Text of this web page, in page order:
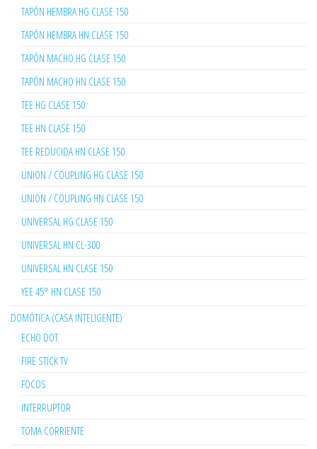
TAPÓN HEMBRA HG CLASE 150
TAPÓN HEMBRA HN CLASE 150
TAPÓN MACHO HG CLASE 150
TAPÓN MACHO HN CLASE 150
TEE HG CLASE 150
TEE HN CLASE 150
TEE REDUCIDA HN CLASE 150
UNION / COUPLING HG CLASE 150
UNION / COUPLING HN CLASE 150
UNIVERSAL HG CLASE 150
UNIVERSAL HN CL-300
UNIVERSAL HN CLASE 150
YEE 45° HN CLASE 150
DOMÓTICA (CASA INTELIGENTE)
ECHO DOT
FIRE STICK TV
FOCOS
INTERRUPTOR
TOMA CORRIENTE